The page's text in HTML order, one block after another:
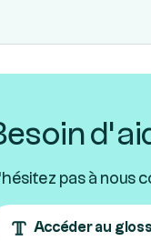
pas à nous
Accéder au